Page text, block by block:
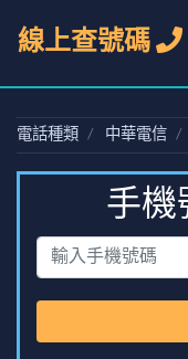
線上查號碼
電話種類 中華電信
手機